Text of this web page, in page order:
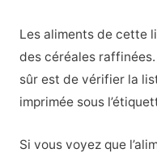
Les aliments de cette
des céréales
sûr est de vérifier la
imprimée sous
Si vous voyez que